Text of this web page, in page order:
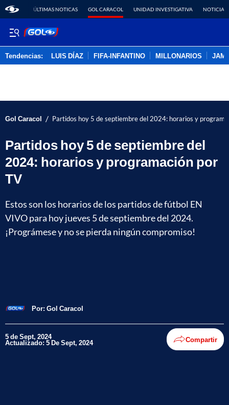
ÚLTIMAS NOTICAS GOL CARACOL UNIDAD INVESTIGATIVA NOTICIAS
Tendencias: LUIS DÍAZ FIFA-INFANTINO MILLONARIOS
Gol Caracol / Partidos hoy 5 de septiembre del 2024: horarios y
Partidos hoy 5 de septiembre del
2024: horarios y programación por
TV
Estos son los horarios de los partidos de fútbol EN
VIVO para hoy jueves 5 de septiembre del 2024.
¡Prográmese y no se pierda ningún compromiso!
Por: Gol Caracol
5 de Sept, 2024
Actualizado: 5 De Sept, 2024 Compartir